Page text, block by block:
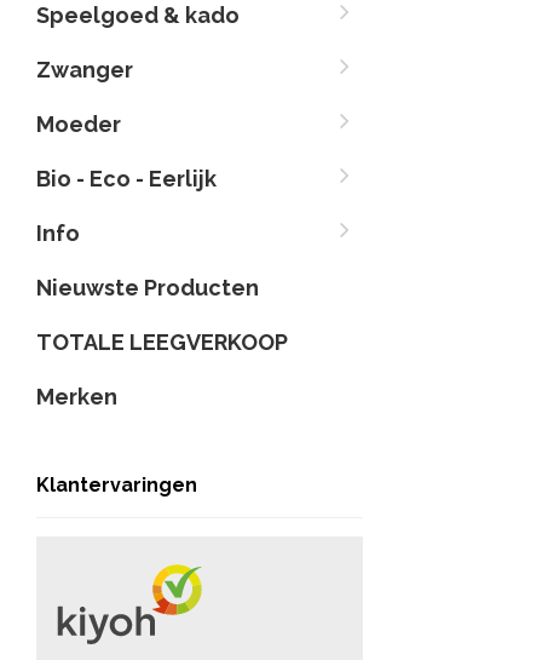
Speelgoed & kado
Zwanger
Moeder
Bio - Eco - Eerlijk
Info
Nieuwste Producten
TOTALE LEEGVERKOOP
Merken
Klantervaringen